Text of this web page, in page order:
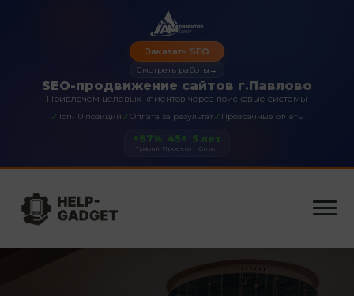
SEO-продвижение сайтов г.Павлово
Привлечем целевых клиентов через поисковые системы
✓Топ-10 позиций ✓Оплата за результат✓ Прозрачные отчеты
Заказать SEO
Смотреть работы →
+87%
Трафик
45+
Проекты
5 лет
Опыт